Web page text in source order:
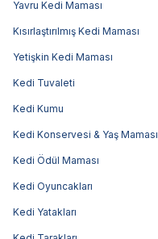
Yavru Kedi Maması
Kısırlaştırılmış Kedi Maması
Yetişkin Kedi Maması
Kedi Tuvaleti
Kedi Kumu
Kedi Konservesi & Yaş Maması
Kedi Ödül Maması
Kedi Oyuncakları
Kedi Yatakları